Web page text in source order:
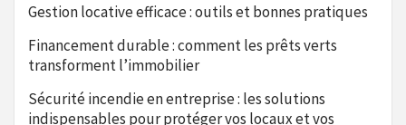
Gestion locative efficace : outils et bonnes pratiques
Financement durable : comment les prêts verts
transforment l’immobilier
Sécurité incendie en entreprise : les solutions
indispensables pour protéger vos locaux et vos